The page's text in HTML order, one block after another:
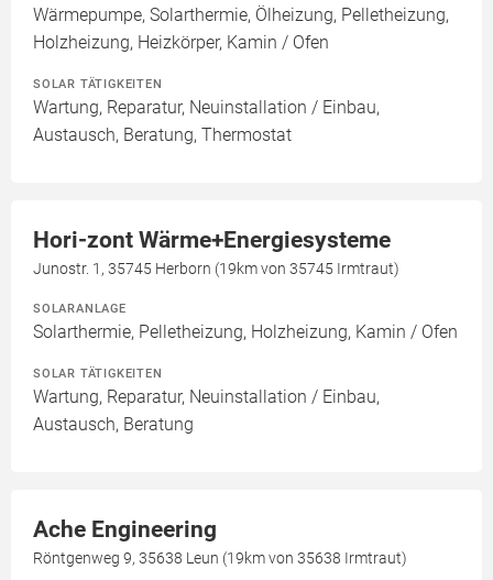
Wärmepumpe, Solarthermie, Ölheizung, Pelletheizung,
Holzheizung, Heizkörper, Kamin / Ofen
SOLAR TÄTIGKEITEN
Wartung, Reparatur, Neuinstallation / Einbau,
Austausch, Beratung, Thermostat
Hori-zont Wärme+Energiesysteme
Junostr. 1, 35745 Herborn (19km von 35745 Irmtraut)
SOLARANLAGE
Solarthermie, Pelletheizung, Holzheizung, Kamin / Ofen
SOLAR TÄTIGKEITEN
Wartung, Reparatur, Neuinstallation / Einbau,
Austausch, Beratung
Ache Engineering
Röntgenweg 9, 35638 Leun (19km von 35638 Irmtraut)